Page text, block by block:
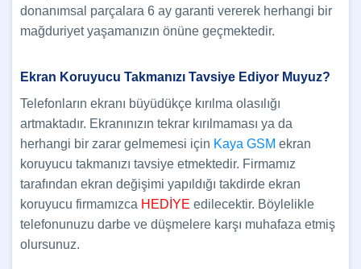
donanımsal parçalara 6 ay garanti vererek herhangi bir
mağduriyet yaşamanızın önüne geçmektedir.
Ekran Koruyucu Takmanızı Tavsiye Ediyor Muyuz?
Telefonların ekranı büyüdükçe kırılma olasılığı
artmaktadır. Ekranınızın tekrar kırılmaması ya da
herhangi bir zarar gelmemesi için Kaya GSM ekran
koruyucu takmanızı tavsiye etmektedir. Firmamız
tarafından ekran değişimi yapıldığı takdirde ekran
koruyucu firmamızca HEDİYE edilecektir. Böylelikle
telefonunuzu darbe ve düşmelere karşı muhafaza etmiş
olursunuz.